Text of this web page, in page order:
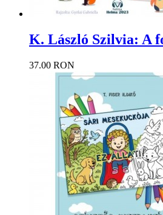
K. László Szilvia: A
37.00 RON